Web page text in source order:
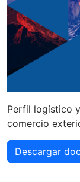
Perfil logístico
comercio
Descargar